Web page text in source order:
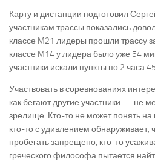
Карту и дистанции подготовил
участникам трассы показались
классе M21 лидеры прошли трассу
классе M14 у лидера было уже 54
участники искали пункты по 2 часа
Участвовать в соревнованиях
как бегают другие участники — не
зрелище. Кто-то не может понять
кто-то с удивлением обнаруживает,
пробегать запрещено, кто-то
греческого философа пытается